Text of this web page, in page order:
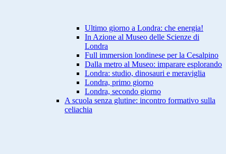
Ultimo giorno a Londra: che energia!
In Azione al Museo delle Scienze di
Londra
Full immersion londinese per la Cesalpino
Dalla metro al Museo: imparare esplorando
Londra: studio, dinosauri e meraviglia
Londra, primo giorno
Londra, secondo giorno
A scuola senza glutine: incontro formativo sulla
celiachia